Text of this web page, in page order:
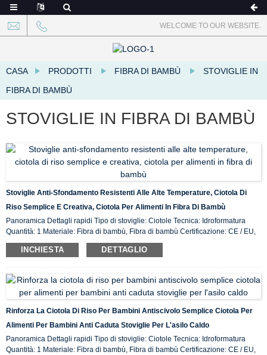
WELCOME TO OUR WEBSITE.
CASA PRODOTTI FIBRA DI BAMBÙ
STOVIGLIE IN
FIBRA DI BAMBÙ
STOVIGLIE IN FIBRA DI BAMBÙ
Stoviglie Anti-Sfondamento Resistenti Alle Alte Temperature, Ciotola Di
Riso Semplice E Creativa, Ciotola Per Alimenti In Fibra Di Bambù
Panoramica Dettagli rapidi Tipo di stoviglie: Ciotole Tecnica: Idroformatura
Quantità: 1 Materiale: Fibra di bambù, Fibra di bambù Certificazione: CE / EU,
CIQ, EEC, FDA, LFGB, SGS Caratteristica: Ecologico, Luogo di origine in
magazzino: ...
INCHIESTA DETTAGLIO
Rinforza La Ciotola Di Riso Per Bambini Antiscivolo Semplice Ciotola Per
Alimenti Per Bambini Anti Caduta Stoviglie Per L'asilo Caldo
Panoramica Dettagli rapidi Tipo di stoviglie: Ciotole Tecnica: Idroformatura
Quantità: 1 Materiale: Fibra di bambù, Fibra di bambù Certificazione: CE / EU,